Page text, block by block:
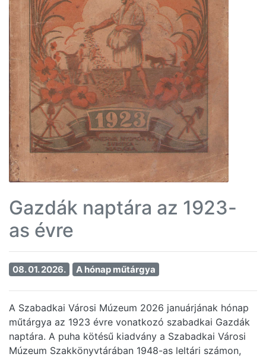
Gazdák naptára az 1923-
as évre
08. 01. 2026. A hónap műtárgya
A Szabadkai Városi Múzeum 2026 januárjának hónap
műtárgya az 1923 évre vonatkozó szabadkai Gazdák
naptára. A puha kötésű kiadvány a Szabadkai Városi
Múzeum Szakkönyvtárában 1948-as leltári számon,